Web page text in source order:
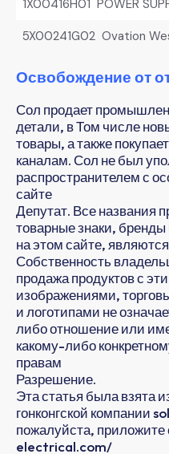
1X00416H01 POWER
5X00241G02 Ovation
Освобождение от
Сол продает
детали, в Том числе
товары, а также
каналам. Сол не был
распространителем с
сайте
Депутат. Все названия
товарные знаки,
на этом сайте,
Собственность
продажа продуктов с
изображениями,
и логотипами не
либо отношение или
какому-либо
правам
Разрешение.
Эта статья была взята
гонконгской компании
пожалуйста,
electrical.com/